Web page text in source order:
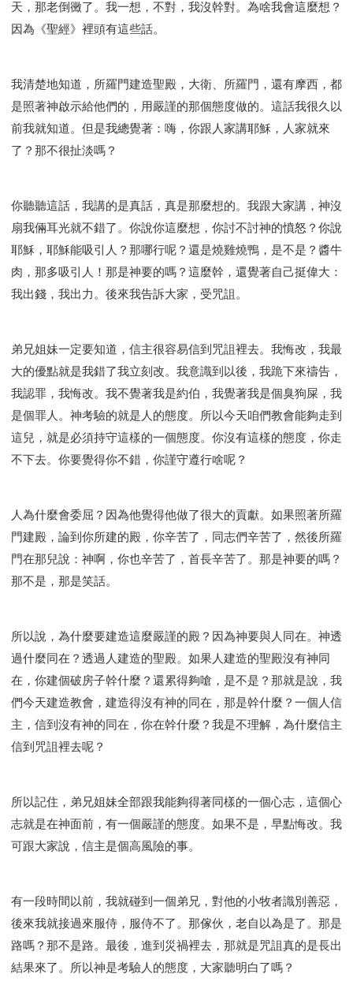
天，那老倒黴了。我一想，不對，我沒幹對。為啥我會這麼想？
因為《聖經》裡頭有這些話。
我清楚地知道，所羅門建造聖殿，大衛、所羅門，還有摩西，都
是照著神啟示給他們的，用嚴謹的那個態度做的。這話我很久以
前我就知道。但是我總覺著：嗨，你跟人家講耶穌，人家就來
了？那不很扯淡嗎？
你聽聽這話，我講的是真話，真是那麼想的。我跟大家講，神沒
扇我倆耳光就不錯了。你說你這麼想，你討不討神的憤怒？你說
耶穌，耶穌能吸引人？那哪行呢？還是燒雞燒鴨，是不是？醬牛
肉，那多吸引人！那是神要的嗎？這麼幹，還覺著自己挺偉大：
我出錢，我出力。後來我告訴大家，受咒詛。
弟兄姐妹一定要知道，信主很容易信到咒詛裡去。我悔改，我最
大的優點就是我錯了我立刻改。我意識到以後，我跪下來禱告，
我認罪，我悔改。我不覺著我是約伯，我覺著我是個臭狗屎，我
是個罪人。神考驗的就是人的態度。所以今天咱們教會能夠走到
這兒，就是必須持守這樣的一個態度。你沒有這樣的態度，你走
不下去。你要覺得你不錯，你謹守遵行啥呢？
人為什麼會委屈？因為他覺得他做了很大的貢獻。如果照著所羅
門建殿，論到你所建的殿，你辛苦了，同志們辛苦了，然後所羅
門在那兒說：神啊，你也辛苦了，首長辛苦了。那是神要的嗎？
那不是，那是笑話。
所以說，為什麼要建造這麼嚴謹的殿？因為神要與人同在。神透
過什麼同在？透過人建造的聖殿。如果人建造的聖殿沒有神同
在，你建個破房子幹什麼？還累得夠嗆，是不是？那就是說，我
們今天建造教會，建造得沒有神的同在，那是幹什麼？一個人信
主，信到沒有神的同在，你在幹什麼？我是不理解，為什麼信主
信到咒詛裡去呢？
所以記住，弟兄姐妹全部跟我能夠得著同樣的一個心志，這個心
志就是在神面前，有一個嚴謹的態度。如果不是，早點悔改。我
可跟大家說，信主是個高風險的事。
有一段時間以前，我就碰到一個弟兄，對他的小牧者識別善惡，
後來我就接過來服侍，服侍不了。那傢伙，老自以為是了。那是
路嗎？那不是路。最後，進到災禍裡去，那就是咒詛真的是長出
結果來了。所以神是考驗人的態度，大家聽明白了嗎？